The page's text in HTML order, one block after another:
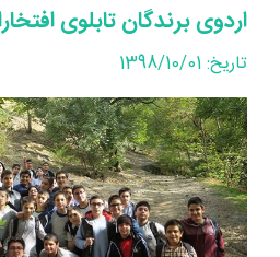
اردوی برندگان تابلوی
تاریخ: 1398/10/01